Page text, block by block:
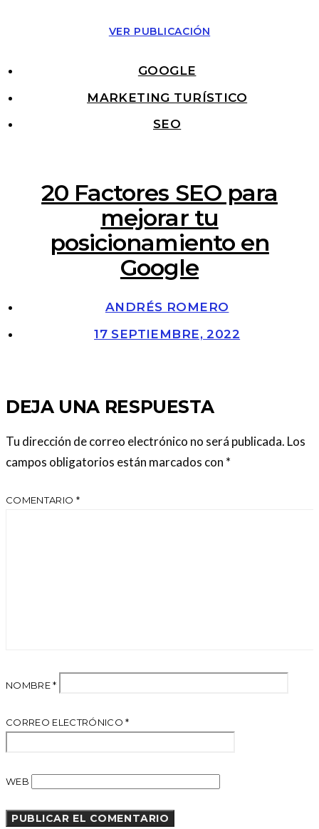
VER PUBLICACIÓN
GOOGLE
MARKETING TURÍSTICO
SEO
20 Factores SEO para
mejorar tu
posicionamiento en
Google
ANDRÉS ROMERO
17 SEPTIEMBRE, 2022
DEJA UNA RESPUESTA
Tu dirección de correo electrónico no será publicada. Los
campos obligatorios están marcados con *
COMENTARIO *
NOMBRE*
CORREO ELECTRÓNICO*
WEB